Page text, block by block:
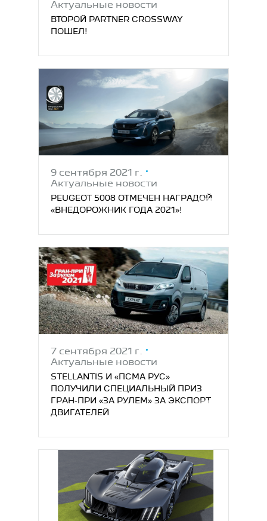
Актуальные новости
ВТОРОЙ PARTNER CROSSWAY
ПОШЕЛ!
9 сентября 2021 г.
Актуальные новости
PEUGEOT 5008 ОТМЕЧЕН НАГРАДОЙ
«ВНЕДОРОЖНИК ГОДА 2021»!
7 сентября 2021 г.
Актуальные новости
STELLANTIS И «ПСМА РУС»
ПОЛУЧИЛИ СПЕЦИАЛЬНЫЙ ПРИЗ
ГРАН-ПРИ «ЗА РУЛЕМ» ЗА ЭКСПОРТ
ДВИГАТЕЛЕЙ